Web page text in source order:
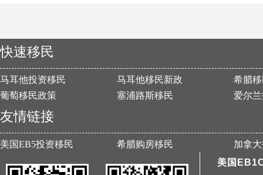
快速移民
马耳他投资移民 马耳他移民新政
希腊
葡萄移民政策
塞浦路斯移民 爱尔
友情链接
美国EB5投资移民 希腊购房移民 加拿
美国